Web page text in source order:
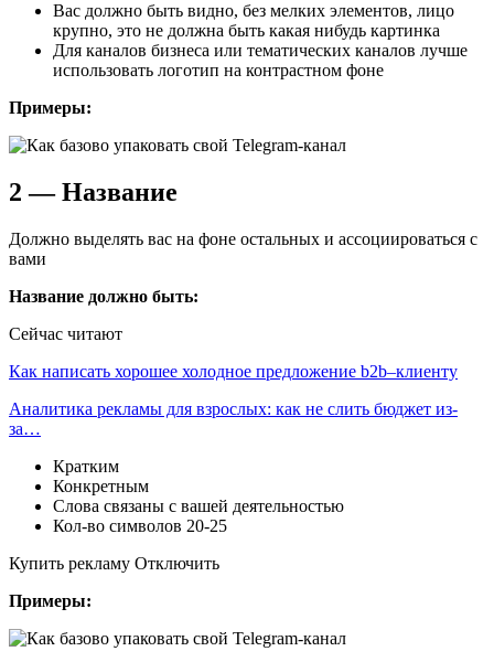
Вас должно быть видно, без мелких элементов, лицо
крупно, это не должна быть какая нибудь картинка
Для каналов бизнеса или тематических каналов лучше
использовать логотип на контрастном фоне
Примеры:
2 — Название
Должно выделять вас на фоне остальных и ассоциироваться с
вами
Название должно быть:
Сейчас читают
Как написать хорошее холодное предложение b2b–клиенту
Аналитика рекламы для взрослых: как не слить бюджет из-
за…
Кратким
Конкретным
Слова связаны с вашей деятельностью
Кол-во символов 20-25
Купить рекламу Отключить
Примеры: